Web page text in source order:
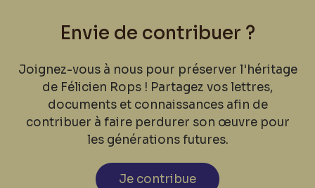
Envie de contribuer ?
Joignez-vous à nous pour préserver l'héritage
de Félicien Rops ! Partagez vos lettres,
documents et connaissances afin de
contribuer à faire perdurer son œuvre pour
les générations futures.
Je contribue